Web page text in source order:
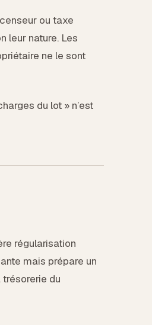
ou taxe
leur nature. Les
ne le sont
du lot » n’est
régularisation
mais prépare un
du